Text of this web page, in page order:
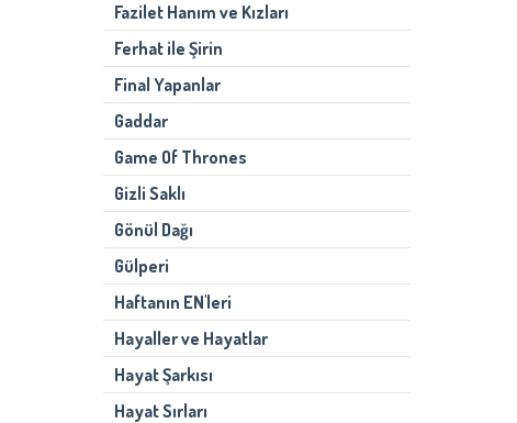
Fazilet Hanım ve Kızları
Ferhat ile Şirin
Final Yapanlar
Gaddar
Game Of Thrones
Gizli Saklı
Gönül Dağı
Gülperi
Haftanın EN'leri
Hayaller ve Hayatlar
Hayat Şarkısı
Hayat Sırları